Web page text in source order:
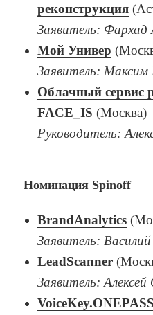
реконструкция
Заявитель:
Мой Универ
Заявитель: Максим
Облачный сервис
FACE_IS (Москва)
Руководитель:
Номинация Spinoff
BrandAnalytics
Заявитель:
LeadScanner
Заявитель:
VoiceKey.ONEPASS